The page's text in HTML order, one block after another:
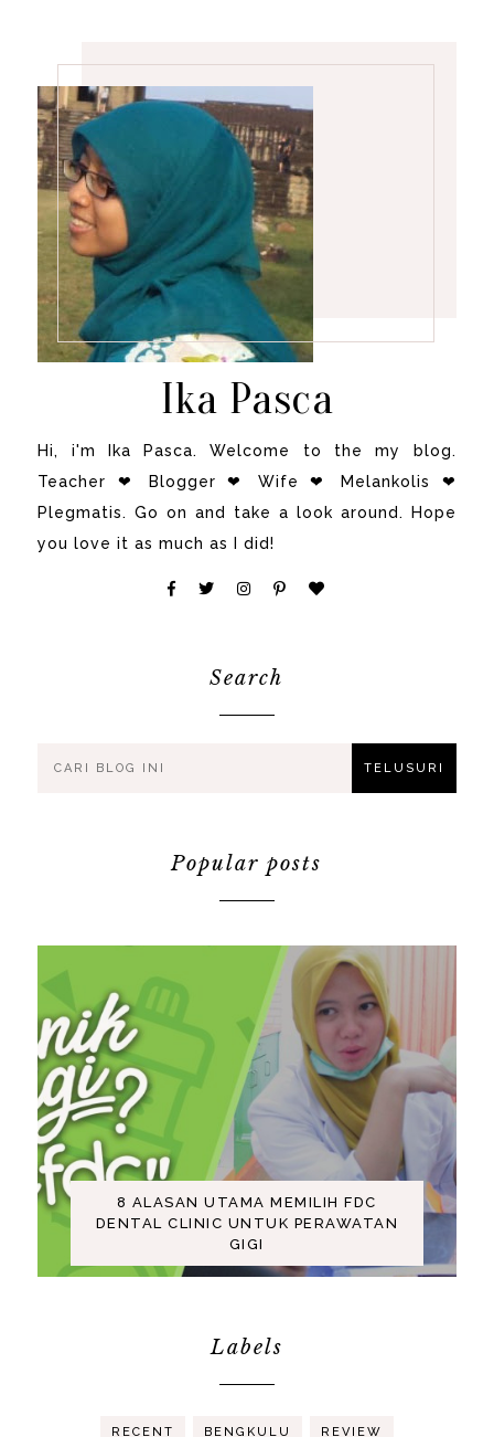
Ika Pasca
Hi, i'm Ika Pasca. Welcome to the my blog.
Teacher ❤ Blogger ❤ Wife ❤ Melankolis ❤
Plegmatis. Go on and take a look around. Hope
you love it as much as I did!
Search
Popular posts
8 ALASAN UTAMA MEMILIH FDC
DENTAL CLINIC UNTUK PERAWATAN
GIGI
Labels
RECENT BENGKULU REVIEW